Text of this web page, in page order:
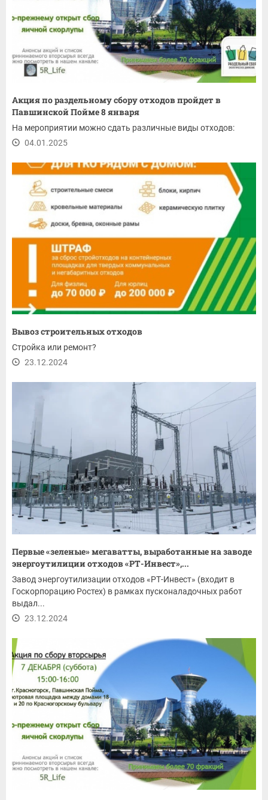
Акция по раздельному сбору отходов пройдет в
Павшинской Пойме 8 января
На мероприятии можно сдать различные виды отходов:
04.01.2025
Вывоз строительных отходов
Стройка или ремонт?
23.12.2024
Первые «зеленые» мегаватты, выработанные на заводе
энергоутилиции отходов «РТ-Инвест»,...
Завод энергоутилизации отходов «РТ-Инвест» (входит в
Госкорпорацию Ростех) в рамках пусконаладочных работ
выдал...
23.12.2024